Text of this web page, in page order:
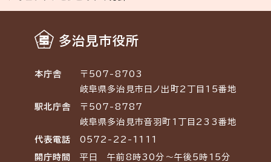
多治見市役所
本庁舎
〒507-8703
岐阜県多治見市日ノ出町2丁目15番地
駅北庁舎
〒507-8787
岐阜県多治見市音羽町1丁目233番地
代表電話 0572-22-1111
開庁時間 平日 午前8時30分～午後5時15分